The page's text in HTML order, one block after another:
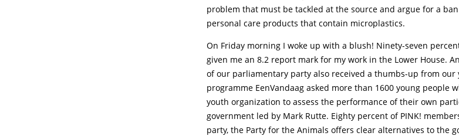
problem that must be tackled at the source and argue for a
personal care products that contain microplastics.
On Friday morning I woke up with a blush! Ninety-seven
given me an 8.2 report mark for my work in the Lower House.
of our parliamentary party also received a thumbs-up from our
programme EenVandaag asked more than 1600 young people
youth organization to assess the performance of their own
government led by Mark Rutte. Eighty percent of PINK!
party, the Party for the Animals offers clear alternatives to the